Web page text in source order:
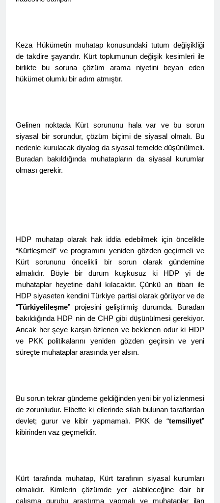
mücadelesi veren tüm
kadınları selamlıyoruz
Bugün 8 Mart Dünya
kadınlar günü.
1 Yıl Ago
İZMİR’DE HAK.PAR, PSK
ve PWK DEN YEREL İŞ
BİRLİĞİ
1 Yıl Ago
HAK-PAR Hewler temsilcisi
KURULU; ‘Kürt meselesi
PKK den ibaret değildir.’
1 Yıl Ago
*HAK-PAR Genel başkanı
Düzgün KAPLAN,* *Erbil’de
MEYDANINDA ORTAK
BASIN AÇIKLAMASI YAPTI
1 Yıl Ago
Dünya Anadil Günü’nde HAK-
PAR’ın eski genel başkanı
sayın Kemal Burkay’dan
konferans Dünya Anadil
Günü’nü HAK-PAR Ankara il
örgütü Kemal Burkay’ın
verdiği konferansı ile kutladı.
1 Yıl Ago
HAK-PAR Viyana
Konferansı; Düzgün
KAPLAN; Kürtler
gecikmeden ulusal talepleri
etrafında birleşmeli
1 Yıl Ago
HAK-PAR Heyeti, Kürdistan
federe hükümeti Viyana
temsilciliğini ziyaret etti
1 Yıl Ago
HAK-PAR Heyeti Viyana 9.
Bölge Belediye başkanı
Türkçenin yanı sıra, Kürtçe
de resmi dil olsun.
1 Yıl Ago
Büyük BEKO (Bekir
SAYDAM) yaşama veda
saygıyla anıyoruz
13’ê Sibata 1925’an em Şêx
Seîd û 47 hevalên wî yên ku
gotin ew ê tu carî serî li ber
1 Yıl Ago
Keza Hükümetin muhatap konusundaki tutum değişikliği
de takdire şayandır. Kürt toplumunun değişik kesimleri ile
birlikte bu soruna çözüm arama niyetini beyan eden
hükümet olumlu bir adım atmıştır.
Gelinen noktada Kürt sorununu hala var ve bu sorun
siyasal bir sorundur, çözüm biçimi de siyasal olmalı. Bu
nedenle kurulacak diyalog da siyasal temelde düşünülmeli.
Buradan bakıldığında muhatapların da siyasal kurumlar
olması gerekir.
HDP muhatap olarak hak iddia edebilmek için öncelikle
“Kürtleşmeli” ve programını yeniden gözden geçirmeli ve
Kürt sorununu öncelikli bir sorun olarak gündemine
almalıdır. Böyle bir durum kuşkusuz ki HDP yi de
muhataplar heyetine dahil kılacaktır. Çünkü an itibarı ile
HDP siyaseten kendini Türkiye partisi olarak görüyor ve de
“Türkiyelileşme” projesini geliştirmiş durumda. Buradan
bakıldığında HDP nin de CHP gibi düşünülmesi gerekiyor.
Ancak her şeye karşın özlenen ve beklenen odur ki HDP
ve PKK politikalarını yeniden gözden geçirsin ve yeni
süreçte muhataplar arasında yer alsın.
Bu sorun tekrar gündeme geldiğinden yeni bir yol izlenmesi
de zorunludur. Elbette ki ellerinde silah bulunan taraflardan
devlet; gurur ve kibir yapmamalı. PKK de “temsiliyet”
kibirinden vaz geçmelidir.
Kürt tarafında muhatap, Kürt tarafının siyasal kurumları
olmalıdır. Kimlerin çözümde yer alabileceğine dair bir
çalışma gurubu araştırma yapmalı ve muhataplar ilan